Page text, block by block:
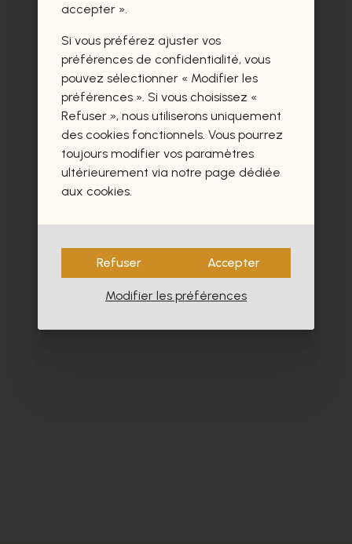
Ces produits vous intéresseront
certainement aussi.
accepter ».
Si vous préférez ajuster vos
préférences de confidentialité, vous
pouvez sélectionner « Modifier les
préférences ». Si vous choisissez «
Refuser », nous utiliserons uniquement
des cookies fonctionnels. Vous pourrez
toujours modifier vos paramètres
ultérieurement via notre page dédiée
aux cookies.
Refuser Accepter
Modifier les préférences